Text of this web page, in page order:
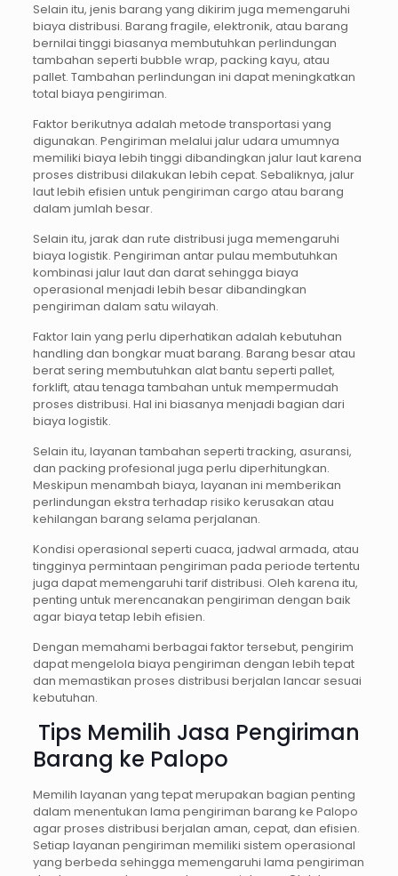
Selain itu, jenis barang yang dikirim juga memengaruhi
biaya distribusi. Barang fragile, elektronik, atau barang
bernilai tinggi biasanya membutuhkan perlindungan
tambahan seperti bubble wrap, packing kayu, atau
pallet. Tambahan perlindungan ini dapat meningkatkan
total biaya pengiriman.
Faktor berikutnya adalah metode transportasi yang
digunakan. Pengiriman melalui jalur udara umumnya
memiliki biaya lebih tinggi dibandingkan jalur laut karena
proses distribusi dilakukan lebih cepat. Sebaliknya, jalur
laut lebih efisien untuk pengiriman cargo atau barang
dalam jumlah besar.
Selain itu, jarak dan rute distribusi juga memengaruhi
biaya logistik. Pengiriman antar pulau membutuhkan
kombinasi jalur laut dan darat sehingga biaya
operasional menjadi lebih besar dibandingkan
pengiriman dalam satu wilayah.
Faktor lain yang perlu diperhatikan adalah kebutuhan
handling dan bongkar muat barang. Barang besar atau
berat sering membutuhkan alat bantu seperti pallet,
forklift, atau tenaga tambahan untuk mempermudah
proses distribusi. Hal ini biasanya menjadi bagian dari
biaya logistik.
Selain itu, layanan tambahan seperti tracking, asuransi,
dan packing profesional juga perlu diperhitungkan.
Meskipun menambah biaya, layanan ini memberikan
perlindungan ekstra terhadap risiko kerusakan atau
kehilangan barang selama perjalanan.
Kondisi operasional seperti cuaca, jadwal armada, atau
tingginya permintaan pengiriman pada periode tertentu
juga dapat memengaruhi tarif distribusi. Oleh karena itu,
penting untuk merencanakan pengiriman dengan baik
agar biaya tetap lebih efisien.
Dengan memahami berbagai faktor tersebut, pengirim
dapat mengelola biaya pengiriman dengan lebih tepat
dan memastikan proses distribusi berjalan lancar sesuai
kebutuhan.
Tips Memilih Jasa Pengiriman
Barang ke Palopo
Memilih layanan yang tepat merupakan bagian penting
dalam menentukan lama pengiriman barang ke Palopo
agar proses distribusi berjalan aman, cepat, dan efisien.
Setiap layanan pengiriman memiliki sistem operasional
yang berbeda sehingga memengaruhi lama pengiriman